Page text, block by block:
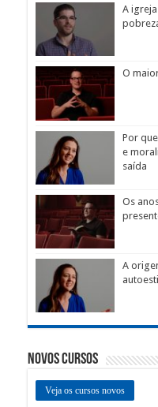
A
O
Por
e
saída
Os
A
Novos Cursos
Veja os cursos novos